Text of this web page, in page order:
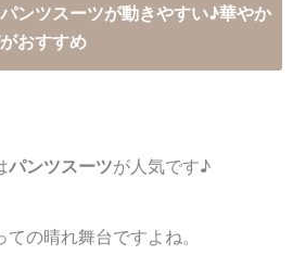
ンツスーツが動きやすい♪華やか
おすすめ
パンツスーツが人気です♪
の晴れ舞台ですよね。